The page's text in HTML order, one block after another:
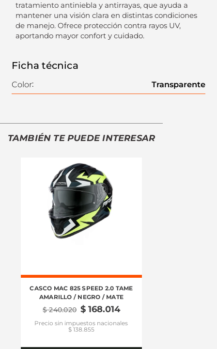
tratamiento antiniebla y antirrayas, que ayuda a
mantener una visión clara en distintas condiciones
de manejo. Ofrece protección contra rayos UV,
aportando mayor confort y cuidado.
Ficha técnica
Color: Transparente
TAMBIÉN TE PUEDE INTERESAR
CASCO MAC 825 SPEED 2.0 TAME
AMARILLO / NEGRO / MATE
$ 240.020 $ 168.014
Precio sin impuestos nacionales
$ 138.855